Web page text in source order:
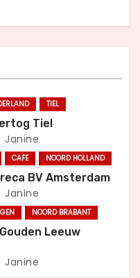
TIEL
Tiel
Janine
CAFE NOORD HOLLAND
BV Amsterdam
Janine
NOORD BRABANT
Leeuw
Janine